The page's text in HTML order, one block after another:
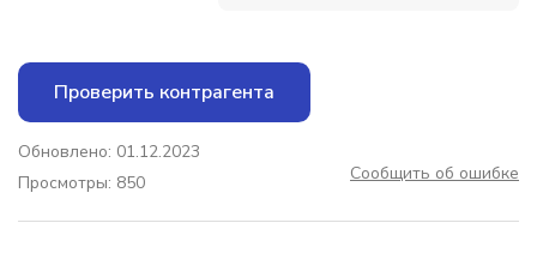
Проверить контрагента
Обновлено: 01.12.2023
Просмотры: 850
Сообщить об ошибке